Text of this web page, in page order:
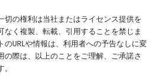
切の権利は当社またはライセンス提供を
く複製、転載、引用することを禁じま
URLや情報は、利用者への予告なしに変
の際は、以上のことをご理解、ご承諾さ